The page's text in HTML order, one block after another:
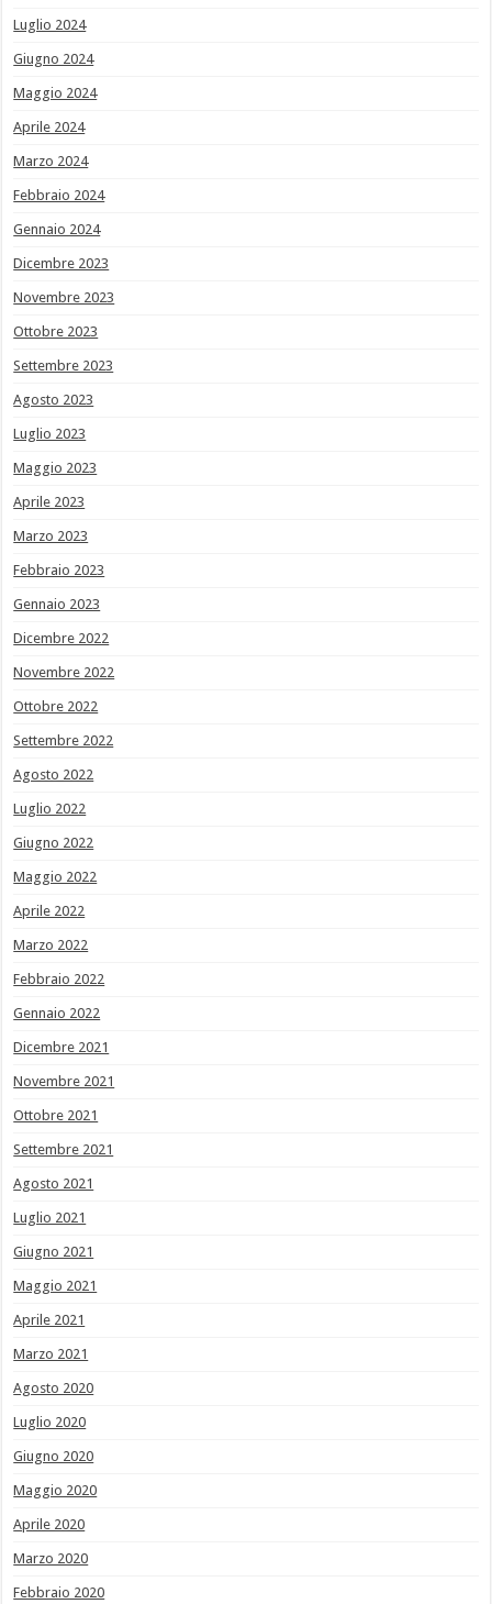
Luglio 2024
Giugno 2024
Maggio 2024
Aprile 2024
Marzo 2024
Febbraio 2024
Gennaio 2024
Dicembre 2023
Novembre 2023
Ottobre 2023
Settembre 2023
Agosto 2023
Luglio 2023
Maggio 2023
Aprile 2023
Marzo 2023
Febbraio 2023
Gennaio 2023
Dicembre 2022
Novembre 2022
Ottobre 2022
Settembre 2022
Agosto 2022
Luglio 2022
Giugno 2022
Maggio 2022
Aprile 2022
Marzo 2022
Febbraio 2022
Gennaio 2022
Dicembre 2021
Novembre 2021
Ottobre 2021
Settembre 2021
Agosto 2021
Luglio 2021
Giugno 2021
Maggio 2021
Aprile 2021
Marzo 2021
Agosto 2020
Luglio 2020
Giugno 2020
Maggio 2020
Aprile 2020
Marzo 2020
Febbraio 2020